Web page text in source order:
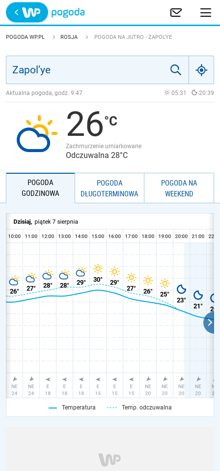
Trwa ładowanie
POLSKA
JAKOŚĆ POWIETRZA
POGODA WP.PL ROSJA POGODA NA JUTRO - ZAPOL’YE
Aktualna pogoda, godz. 9:47 05:31 20:39
26
Zachmurzenie umiarkowane
Odczuwalna 28°C
POGODA
GODZINOWA
POGODA
DŁUGOTERMINOWA
POGODA NA
WEEKEND
Temperatura Temp. odczuwalna